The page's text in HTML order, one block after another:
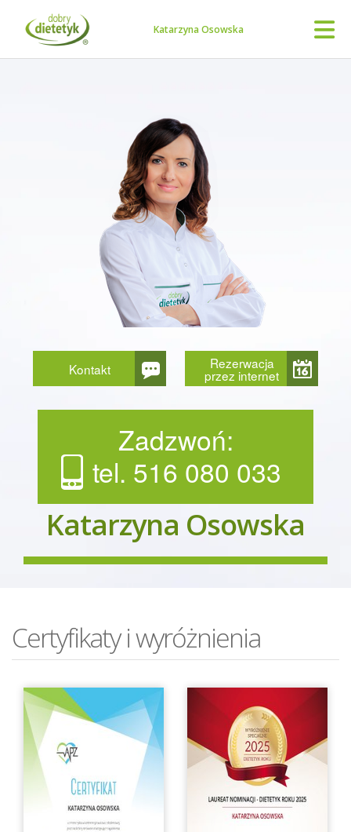
Katarzyna Osowska
Kontakt Rezerwacja
przez internet
Zadzwoń:
tel. 516 080 033
Katarzyna Osowska
Certyfikaty i wyróżnienia